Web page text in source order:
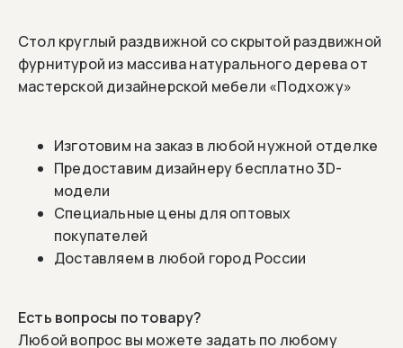
Стол круглый раздвижной со скрытой раздвижной
фурнитурой из массива натурального дерева от
мастерской дизайнерской мебели «Подхожу»
Изготовим на заказ в любой нужной отделке
Предоставим дизайнеру бесплатно 3D-
модели
Специальные цены для оптовых
покупателей
Доставляем в любой город России
Есть вопросы по товару?
Любой вопрос вы можете задать по любому